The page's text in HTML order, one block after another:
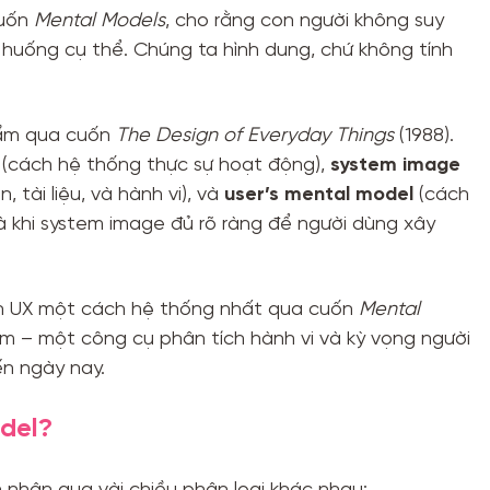
Mental Models, cho rằng con người không suy
cụ thể. Chúng ta hình dung, chứ không tính
qua cuốn The Design of Everyday Things(1988).
hệ thống thực sự hoạt động), system image
tài liệu, và hành vi), và user’s mental model(cách
system image đủ rõ ràng để người dùng xây
một cách hệ thống nhất qua cuốn Mental
– một công cụ phân tích hành vi và kỳ vọng người
ngày nay.